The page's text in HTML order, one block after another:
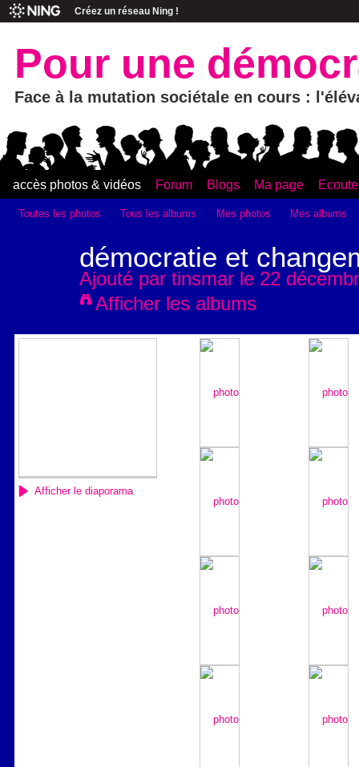
Créez un réseau Ning !
Pour une
Face à la mutation sociétale en cours :
accès photos & vidéos Forum Blogs Ma page
Toutes les photos Tous les albums Mes photos Mes albums
démocratie et
Ajouté par tinsmarle 22
Afficher les albums
Afficher le diaporama